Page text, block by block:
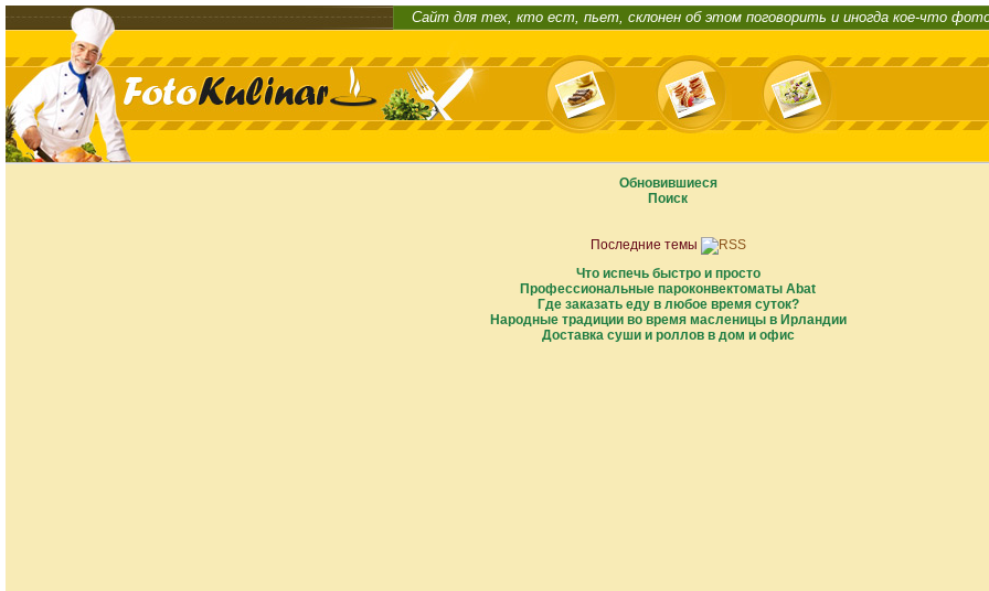
Сайт для тех, кто ест, пьет, склонен об этом поговорить и иногда кое-что
Обновившиеся
Поиск
Последние темы
Что испечь быстро и просто
Профессиональные пароконвектоматы Abat
Где заказать еду в любое время суток?
Народные традиции во время масленицы в Ирландии
Доставка суши и роллов в дом и офис